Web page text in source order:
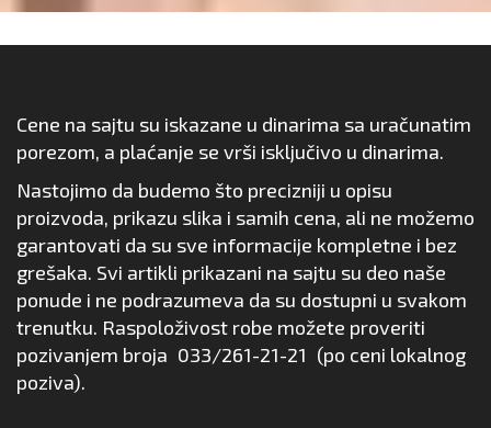
Cene na sajtu su iskazane u dinarima sa uračunatim
porezom, a plaćanje se vrši isključivo u dinarima.
Nastojimo da budemo što precizniji u opisu
proizvoda, prikazu slika i samih cena, ali ne možemo
garantovati da su sve informacije kompletne i bez
grešaka. Svi artikli prikazani na sajtu su deo naše
ponude i ne podrazumeva da su dostupni u svakom
trenutku. Raspoloživost robe možete proveriti
pozivanjem broja 033/261-21-21 (po ceni lokalnog
poziva).